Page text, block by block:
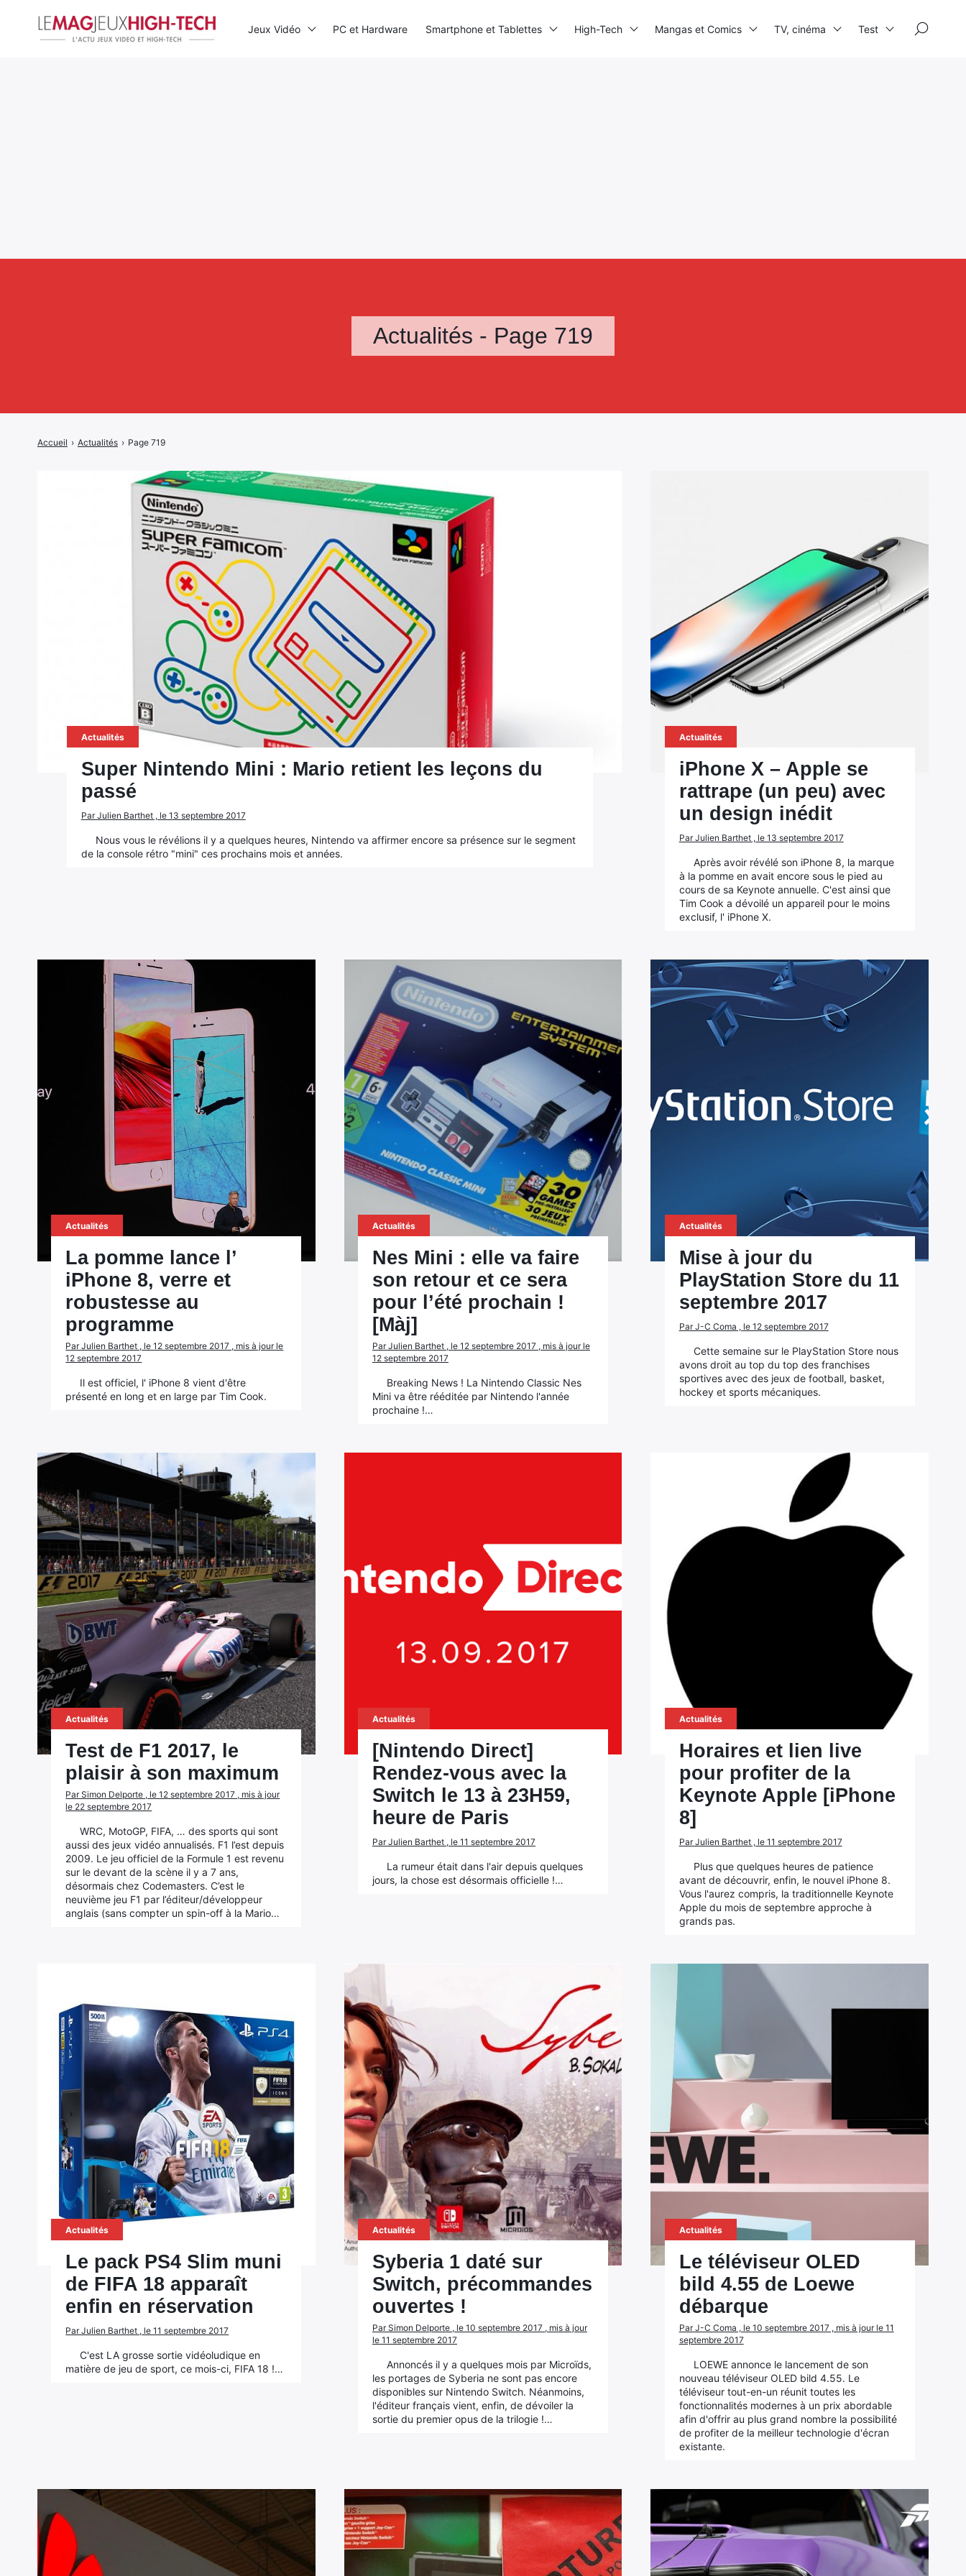
Actualités - Page 719
Accueil › Actualités › Page 719
Actualités
Super Nintendo Mini : Mario retient les leçons du
passé
Par Julien Barthet , le 13 septembre 2017
Nous vous le révélions il y a quelques heures, Nintendo va affirmer encore sa présence sur le segment
de la console rétro "mini" ces prochains mois et années.
Actualités
iPhone X – Apple se
rattrape (un peu) avec
un design inédit
Par Julien Barthet , le 13 septembre 2017
Après avoir révélé son iPhone 8, la marque
à la pomme en avait encore sous le pied au
cours de sa Keynote annuelle. C'est ainsi que
Tim Cook a dévoilé un appareil pour le moins
exclusif, l' iPhone X.
Actualités
La pomme lance l’
iPhone 8, verre et
robustesse au
programme
Par Julien Barthet , le 12 septembre 2017 , mis à jour le
12 septembre 2017
Il est officiel, l' iPhone 8 vient d'être
présenté en long et en large par Tim Cook.
Actualités
Nes Mini : elle va faire
son retour et ce sera
pour l’été prochain !
[Màj]
Par Julien Barthet , le 12 septembre 2017 , mis à jour le
12 septembre 2017
Breaking News ! La Nintendo Classic Nes
Mini va être rééditée par Nintendo l'année
prochaine !…
Actualités
Mise à jour du
PlayStation Store du 11
septembre 2017
Par J-C Coma , le 12 septembre 2017
Cette semaine sur le PlayStation Store nous
avons droit au top du top des franchises
sportives avec des jeux de football, basket,
hockey et sports mécaniques.
Actualités
Test de F1 2017, le
plaisir à son maximum
Par Simon Delporte , le 12 septembre 2017 , mis à jour
le 22 septembre 2017
WRC, MotoGP, FIFA, … des sports qui sont
aussi des jeux vidéo annualisés. F1 l’est depuis
2009. Le jeu officiel de la Formule 1 est revenu
sur le devant de la scène il y a 7 ans,
désormais chez Codemasters. C’est le
neuvième jeu F1 par l’éditeur/développeur
anglais (sans compter un spin-off à la Mario…
Actualités
[Nintendo Direct]
Rendez-vous avec la
Switch le 13 à 23H59,
heure de Paris
Par Julien Barthet , le 11 septembre 2017
La rumeur était dans l'air depuis quelques
jours, la chose est désormais officielle !…
Actualités
Horaires et lien live
pour profiter de la
Keynote Apple [iPhone
8]
Par Julien Barthet , le 11 septembre 2017
Plus que quelques heures de patience
avant de découvrir, enfin, le nouvel iPhone 8.
Vous l'aurez compris, la traditionnelle Keynote
Apple du mois de septembre approche à
grands pas.
Actualités
Le pack PS4 Slim muni
de FIFA 18 apparaît
enfin en réservation
Par Julien Barthet , le 11 septembre 2017
C'est LA grosse sortie vidéoludique en
matière de jeu de sport, ce mois-ci, FIFA 18 !…
Actualités
Syberia 1 daté sur
Switch, précommandes
ouvertes !
Par Simon Delporte , le 10 septembre 2017 , mis à jour
le 11 septembre 2017
Annoncés il y a quelques mois par Microïds,
les portages de Syberia ne sont pas encore
disponibles sur Nintendo Switch. Néanmoins,
l'éditeur français vient, enfin, de dévoiler la
sortie du premier opus de la trilogie !…
Actualités
Le téléviseur OLED
bild 4.55 de Loewe
débarque
Par J-C Coma , le 10 septembre 2017 , mis à jour le 11
septembre 2017
LOEWE annonce le lancement de son
nouveau téléviseur OLED bild 4.55. Le
téléviseur tout-en-un réunit toutes les
fonctionnalités modernes à un prix abordable
afin d'offrir au plus grand nombre la possibilité
de profiter de la meilleur technologie d'écran
existante.
Jeux Vidéo PC et Hardware Smartphone et Tablettes High-Tech Mangas et Comics TV, cinéma Test